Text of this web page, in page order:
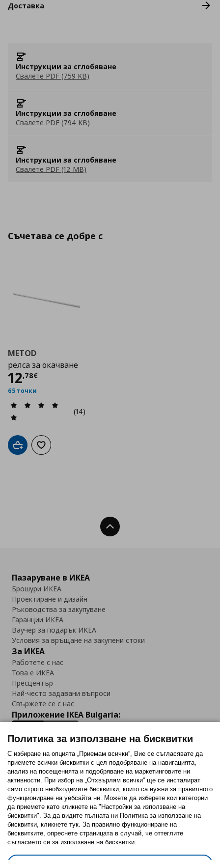
Доставка
Инструкции за сглобяване
Свалете PDF (759 KB)
Инструкции за сглобяване
Свалете PDF (794 KB)
Инструкции за сглобяване
Свалете PDF (12 MB)
Съчетава се добре с
METOD
релса за окачване
12,78€
Цена
65 точки
(14)
Добави в кошницата
Добави към списъка с любими
Нагоре
Пазаруване в ИКЕА
Брошури ИКЕА
Проектиране и дизайн
Ръководства за закупуване
Гаранции ИКЕА
Ваучер за подарък ИКЕА
Условия за връщане на закупени стоки
За ИКЕА
Работете с нас
Това е ИКЕА
Пресцентър
Най-често задавани въпроси
Свържете се с нас
Приложение IKEA Bulgaria:
Последвайте ни:
FacebookTwitterYoutubePinterestInstagram
Политика за използване на бисквитки (Cookies)
Избор на настройки за използване на бисквитки
Политика за използване на бисквитки
С избиране на опцията „Приемам всички“, Вие се съгласявате да
приемете всички бисквитки с цел подобряване на навигацията,
анализ на посещенията и подобряване на маркетинговите ни
активности. При избор на „Отхвърлям всички“ ще се инсталират
само строго необходимитe бисквитки, които са нужни за правилното
функциониране на уебсайта ни. Можете да изберете кои категории
да приемете като кликнете на "Настройки за използване на
бисквитки". За да видите пълната ни Политика за използване на
бисквитки, кликнете тук. За правилно функциониране на
бисквитките, опреснете страницата в случай, че оттеглите
съгласието си за използване на бисквитки.